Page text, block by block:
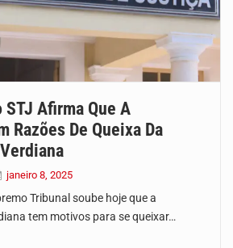
Afirma Que A
Razões De Queixa Da
janeiro 8, 2025
Tribunal soube hoje que a
tem motivos para se queixar…